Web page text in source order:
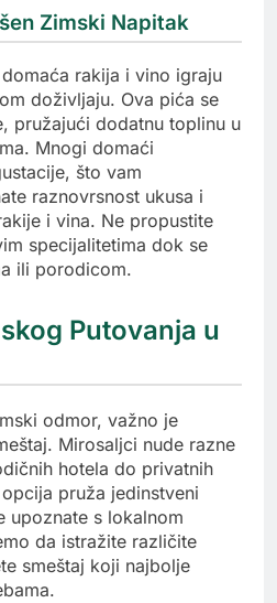
Zimski Napitak
rakija i vino igraju
doživljaju. Ova pića se
pružajući dodatnu toplinu u
Mnogi domaći
što vam
raznovrsnost ukusa i
i vina. Ne propustite
specijalitetima dok se
ili porodicom.
Putovanja u
odmor, važno je
Mirosaljci nude razne
hotela do privatnih
pruža jedinstveni
upoznate s lokalnom
da istražite različite
smeštaj koji najbolje